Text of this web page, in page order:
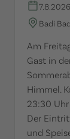
7.8.2026
Badi
Am
Gast in
Himmel.
23:30 Uhr
Der
und